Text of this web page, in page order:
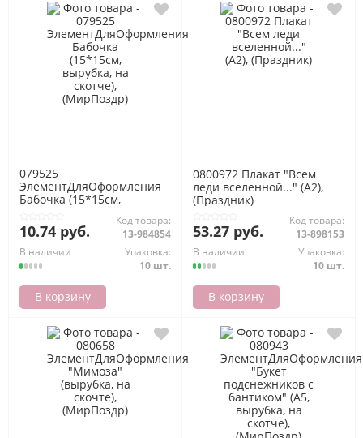
079525
ЭлементДляОформления
Бабочка (15*15см,
(МирПоздр)
10.74 руб.
Код товара:
13-984854
В наличии
Упаковка:
10 шт.
В корзину
0800972 Плакат "Всем
леди вселенной..." (А2),
(Праздник)
53.27 руб.
Код товара:
13-898153
В наличии
Упаковка:
10 шт.
В корзину